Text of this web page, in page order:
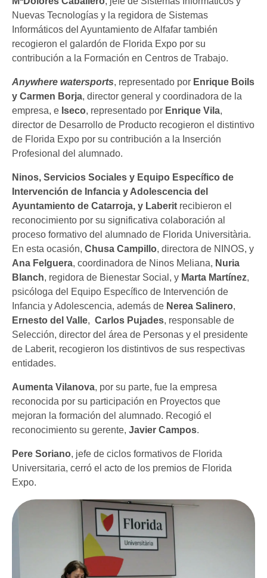
Nuevas Tecnologías y la regidora de Sistemas
Informáticos del Ayuntamiento de Alfafar también
recogieron el galardón de Florida Expo por su
contribución a la Formación en Centros de Trabajo.
Anywhere watersports, representado por Enrique Boils
y Carmen Borja, director general y coordinadora de la
empresa, e Iseco, representado por Enrique Vila,
director de Desarrollo de Producto recogieron el distintivo
de Florida Expo por su contribución a la Inserción
Profesional del alumnado.
Ninos, Servicios Sociales y Equipo Específico de
Intervención de Infancia y Adolescencia del
Ayuntamiento de Catarroja, y Laberit recibieron el
reconocimiento por su significativa colaboración al
proceso formativo del alumnado de Florida Universitària.
En esta ocasión, Chusa Campillo, directora de NINOS, y
Ana Felguera, coordinadora de Ninos Meliana, Nuria
Blanch, regidora de Bienestar Social, y Marta Martínez,
psicóloga del Equipo Específico de Intervención de
Infancia y Adolescencia, además de Nerea Salinero,
Ernesto del Valle, Carlos Pujades, responsable de
Selección, director del área de Personas y el presidente
de Laberit, recogieron los distintivos de sus respectivas
entidades.
Aumenta Vilanova, por su parte, fue la empresa
reconocida por su participación en Proyectos que
mejoran la formación del alumnado. Recogió el
reconocimiento su gerente, Javier Campos.
Pere Soriano, jefe de ciclos formativos de Florida
Universitaria, cerró el acto de los premios de Florida
Expo.